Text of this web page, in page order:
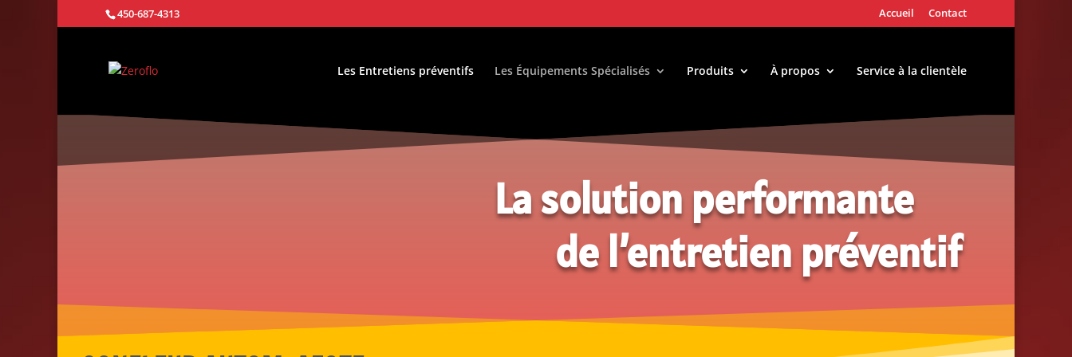
450-687-4313 Accueil Contact
Les Entretiens préventifs Les Équipements Spécialisés Produits À propos Service à la clientèle
La solution performante
de l’entretien préventif